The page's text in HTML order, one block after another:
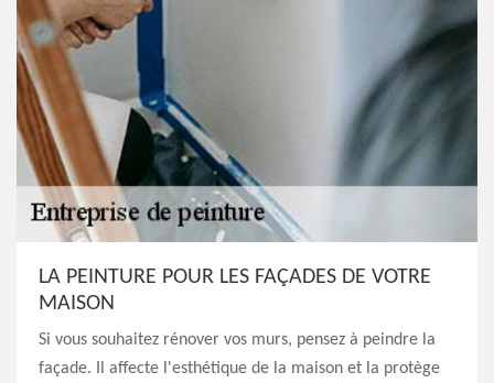
LA PEINTURE POUR LES FAÇADES DE VOTRE
MAISON
Si vous souhaitez rénover vos murs, pensez à peindre la
façade. Il affecte l'esthétique de la maison et la protège